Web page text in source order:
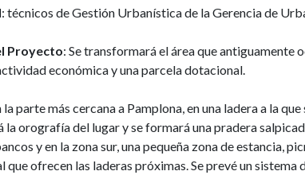
: técnicos de Gestión Urbanística de la Gerencia de
Proyecto: Se transformará el área que antiguamente
económica y una parcela dotacional.
la parte más cercana a Pamplona, en una ladera a la
orografía del lugar y se formará una pradera
y en la zona sur, una pequeña zona de estancia,
que ofrecen las laderas próximas. Se prevé un